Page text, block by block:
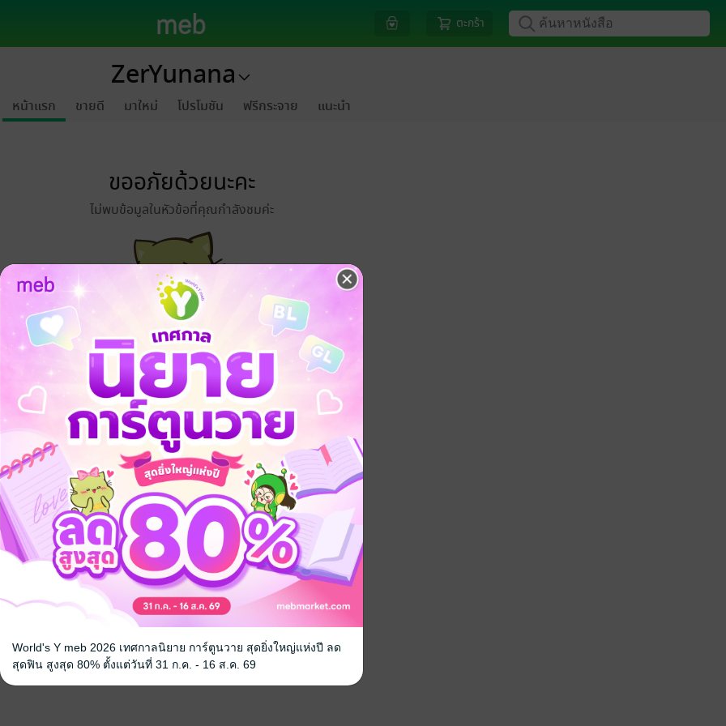
ตะกร้า
ZerYunana
หน้าแรก ขายดี มาใหม่ โปรโมชัน ฟรีกระจาย แนะนำ
ขออภัยด้วยนะคะ
ไม่พบข้อมูลในหัวข้อที่คุณกำลังชมค่ะ
World's Y meb 2026 เทศกาลนิยาย การ์ตูนวาย สุดยิ่งใหญ่แห่งปี ลด
สุดฟิน สูงสุด 80% ตั้งแต่วันที่ 31 ก.ค. - 16 ส.ค. 69